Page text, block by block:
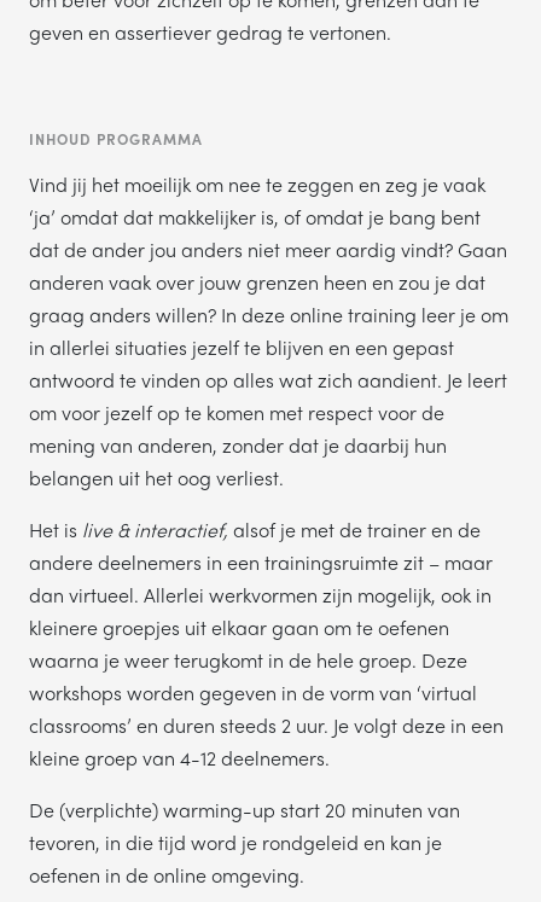
geven en assertiever gedrag te vertonen.
INHOUD PROGRAMMA
Vind jij het moeilijk om nee te zeggen en zeg je vaak
‘ja’ omdat dat makkelijker is, of omdat je bang bent
dat de ander jou anders niet meer aardig vindt? Gaan
anderen vaak over jouw grenzen heen en zou je dat
graag anders willen? In deze online training leer je om
in allerlei situaties jezelf te blijven en een gepast
antwoord te vinden op alles wat zich aandient. Je leert
om voor jezelf op te komen met respect voor de
mening van anderen, zonder dat je daarbij hun
belangen uit het oog verliest.
Het is live & interactief, alsof je met de trainer en de
andere deelnemers in een trainingsruimte zit – maar
dan virtueel. Allerlei werkvormen zijn mogelijk, ook in
kleinere groepjes uit elkaar gaan om te oefenen
waarna je weer terugkomt in de hele groep. Deze
workshops worden gegeven in de vorm van ‘virtual
classrooms’ en duren steeds 2 uur. Je volgt deze in een
kleine groep van 4-12 deelnemers.
De (verplichte) warming-up start 20 minuten van
tevoren, in die tijd word je rondgeleid en kan je
oefenen in de online omgeving.